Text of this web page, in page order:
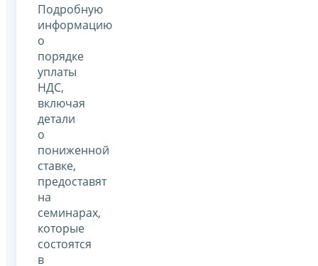
Подробную
информацию
о
порядке
уплаты
НДС,
включая
детали
о
пониженной
ставке,
предоставят
на
семинарах,
которые
состоятся
в